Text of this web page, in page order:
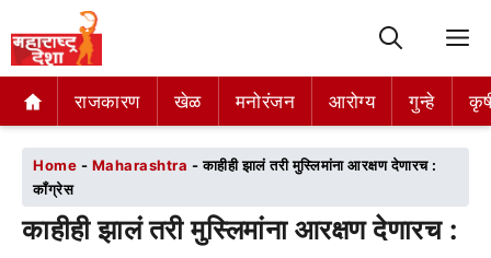
राजकारण खेळ मनोरंजन आरोग्य गुन्हे
राजकारण खेळ मनोरंजन आरोग्य गुन्हे
Home - Maharashtra -काहीही झालं तरी मुस्लिमांना आरक्षण देणारच :
कॉंग्रेस
काहीही झालं तरी मुस्लिमांना आरक्षण देणारच :